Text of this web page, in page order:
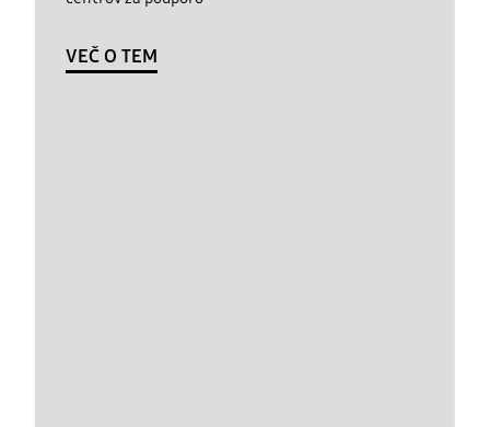
VEČ O TEM